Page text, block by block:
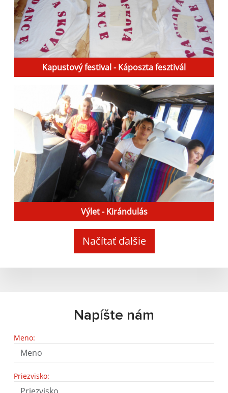
Kapustový festival - Káposzta fesztivál
Výlet - Kirándulás
Načítať ďalšie
Napíšte nám
Meno:
Priezvisko: